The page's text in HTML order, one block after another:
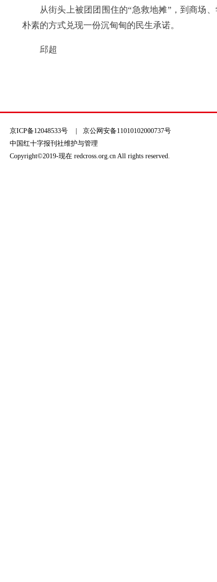
从街头上被团团围住的“急救地摊”，到商场
朴素的方式兑现一份沉甸甸的民生承诺。
邱超
京ICP备12048533号 | 京公网安备11010102000737号
中国红十字报刊社维护与管理
Copyright©2019-现在 redcross.org.cn All rights reserved.